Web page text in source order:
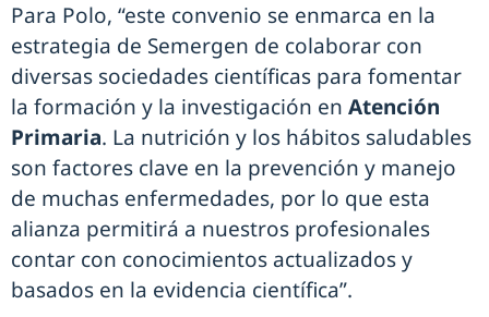
Para Polo, “este convenio se enmarca en la
estrategia de Semergen de colaborar con
diversas sociedades científicas para fomentar
la formación y la investigación en Atención
Primaria. La nutrición y los hábitos saludables
son factores clave en la prevención y manejo
de muchas enfermedades, por lo que esta
alianza permitirá a nuestros profesionales
contar con conocimientos actualizados y
basados en la evidencia científica”.